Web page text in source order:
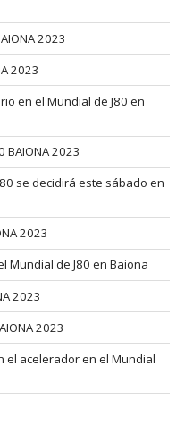
2023
2023
en el Mundial de J80 en
BAIONA 2023
se decidirá este sábado en
2023
Mundial de J80 en Baiona
2023
2023
el acelerador en el Mundial